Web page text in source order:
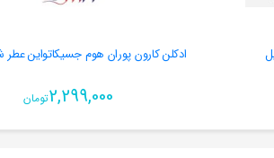
ادکلن کارون پوران هوم جسیکاتواین عطر شاه ١٠٠
2,299,000تومان